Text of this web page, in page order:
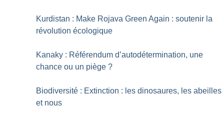
Kurdistan : Make Rojava Green Again : soutenir la
révolution écologique
Kanaky : Référendum d’autodétermination, une
chance ou un piège ?
Biodiversité : Extinction : les dinosaures, les abeilles
et nous